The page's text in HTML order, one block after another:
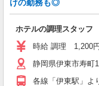
けの勤務も◎
ホテルの調理スタッフ
時給 調理 1,200
静岡県伊東市寿町
各線「伊東駅」よ